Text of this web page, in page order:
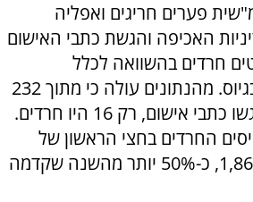
פערים חריגים ואפליה
האכיפה והגשת כתבי האישום
חרדים בהשוואה לכלל
האוכלוסייה החייבת בגיוס. מהנתונים עולה כי מתוך 232
משתמטים שנגדם הוגשו כתבי אישום, רק 16 היו חרדים.
החרדים בחצי הראשון של
השנה שעברה היה 1,866, כ-50% יותר מהשנה שקדמה